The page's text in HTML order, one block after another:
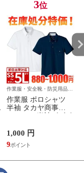
3位
作業服・安全靴・防災用品な
ら作業用品専門店のまもる君
作業服 ポロシャツ
半袖 タカヤ商事
TAKAYA 半袖ビズポ
春夏
1,000 円
9